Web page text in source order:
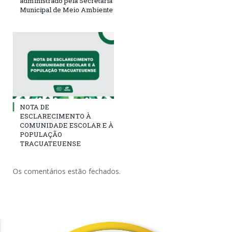
Municipal de Meio Ambiente
NOTA DE
ESCLARECIMENTO À
COMUNIDADE ESCOLAR E À
POPULAÇÃO
TRACUATEUENSE
Os comentários estão fechados.